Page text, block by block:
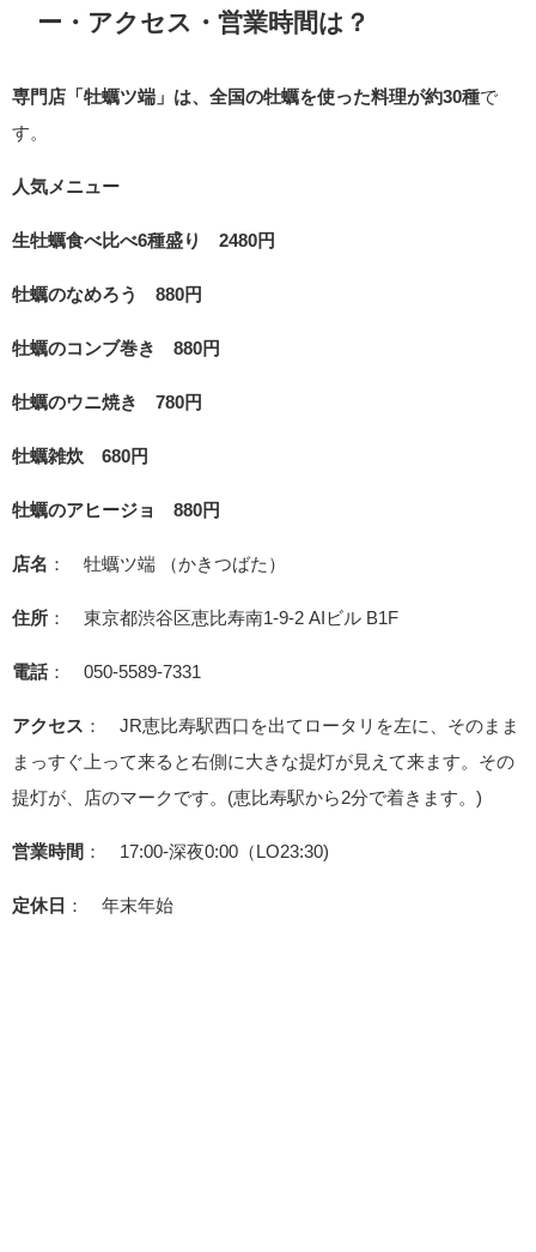
ー・アクセス・営業時間は？
専門店「牡蠣ツ端」は、全国の牡蠣を使った料理が約30種で
す。
人気メニュー
生牡蠣食べ比べ6種盛り 2480円
牡蠣のなめろう 880円
牡蠣のコンブ巻き 880円
牡蠣のウニ焼き 780円
牡蠣雑炊 680円
牡蠣のアヒージョ 880円
店名 ： 牡蠣ツ端 （かきつばた）
住所 ： 東京都渋谷区恵比寿南1-9-2 AIビル B1F
電話： 050-5589-7331
アクセス ： JR恵比寿駅西口を出てロータリを左に、そのまま
まっすぐ上って来ると右側に大きな提灯が見えて来ます。その
提灯が、店のマークです。(恵比寿駅から2分で着きます。)
営業時間 ： 17:00-深夜0:00（LO23:30)
定休日 ： 年末年始